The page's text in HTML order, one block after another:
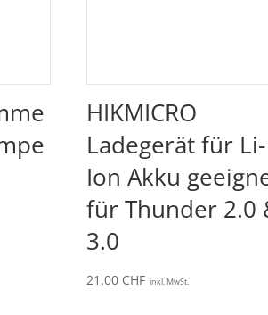
HIKMICRO
Ladegerät für Li-
Ion Akku
für Thunder 2.0
3.0
21.00 CHF inkl. MwSt.